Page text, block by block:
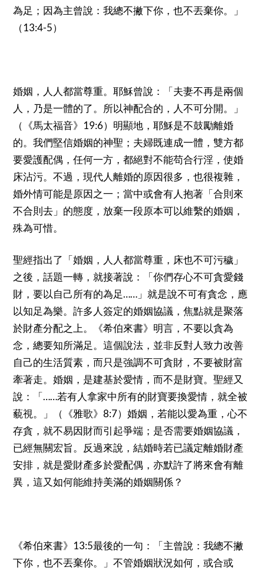
為足；因為主曾說：我總不撇下你，也不丟棄你。」
（13:4-5）
婚姻，人人都當尊重。耶穌曾說：「夫妻不再是兩個
人，乃是一體的了。所以神配合的，人不可分開。」
（《馬太福音》 19:6）明顯地，耶穌是不鼓勵離婚
的。我們堅信婚姻的神聖；夫婦既連成一體，雙方都
要愛護配偶，任何一方，都絕對不能苟合行淫，使婚
床沾污。不過，現代人離婚的原因很多，也很複雜，
婚外情可能是原因之一；當中或會有人抱著「合則來
不合則去」的態度，放棄一段原本可以維繫的婚姻，
殊為可惜。
聖經指出了「婚姻，人人都當尊重，床也不可污穢」
之後，話題一轉，就接著說：「你們存心不可貪愛錢
財，要以自己所有的為足…… 」就是說不可有貪念，應
以知足為樂。許多人簽定的婚姻協議，焦點就是聚落
於財產分配之上。《希伯來書》明言，不要以貪為
念，總要知所滿足。這個說法，並非反對人致力改善
自己的生活質素，而只是強調不可貪財，不要被財富
牽著走。婚姻，是建基於愛情，而不是財寶。聖經又
說：「……若有人拿家中所有的財寶要換愛情，就全被
藐視。」（《雅歌》8:7）婚姻，若能以愛為重，心不
存貪，就不易因財而引起爭端；是否需要婚姻協議，
已經無關宏旨。反過來說，結婚時若已議定離婚財產
安排，就是愛財產多於愛配偶，亦默許了將來會有離
異，這又如何能維持美滿的婚姻關係？
《希伯來書》 13:5最後的一句：「主曾說：我總不撇
下你，也不丟棄你。」不管婚姻狀況如何，或合或